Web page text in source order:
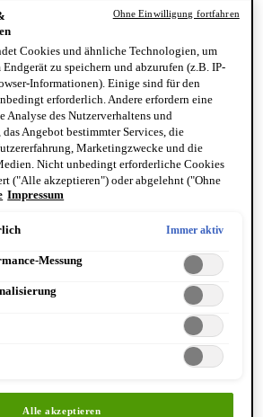
paar Kilo zu. Doch wie ist das möglich?
die Fettgewebeverteilung während der
durch. Im fortpflanzungsfähigen
an den Oberschenkeln und Hüften
sich überschüssiges Fett vermehrt im
und rund um die inneren
DEN
ZUNEHMEN
können sich auf das Gewicht von Frauen
auswirken. Als Hauptursache für die
Wechseljahren, aber auch andere
, gelten hormonelle
machen jedoch nur einen Teil der Gründe
Cookies und ähnliche Technologien, um
zu speichern und abzurufen (z.B. IP-
Informationen). Einige sind für den
erforderlich. Andere erfordern eine
des Nutzerverhaltens und
Angebot bestimmter Services, die
Marketingzwecke und die
Nicht unbedingt erforderliche Cookies
("Alle akzeptieren") oder abgelehnt ("Ohne
werden. Individuelle Anpassungen der
kann jederzeit unter dem Link "Cookie-
Impressum
Immer aktiv
Messung
Alle akzeptieren
Ohne Einwilligung fortfahren